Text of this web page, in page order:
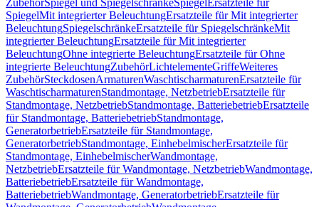
ZubehörSpiegel und SpiegelschränkeSpiegel Ersatzteile für
SpiegelMit integrierter BeleuchtungErsatzteile für Mit integrierter
BeleuchtungSpiegelschränkeErsatzteile für SpiegelschränkeMit
integrierter BeleuchtungErsatzteile für Mit integrierter
BeleuchtungOhne integrierte BeleuchtungErsatzteile für Ohne
integrierte BeleuchtungZubehörLichtelementeGriffeWeiteres
ZubehörSteckdosenArmaturenWaschtischarmaturenErsatzteile für
WaschtischarmaturenStandmontage, NetzbetriebErsatzteile für
Standmontage, NetzbetriebStandmontage, BatteriebetriebErsatzteile
für Standmontage, BatteriebetriebStandmontage,
GeneratorbetriebErsatzteile für Standmontage,
GeneratorbetriebStandmontage, EinhebelmischerErsatzteile für
Standmontage, EinhebelmischerWandmontage,
NetzbetriebErsatzteile für Wandmontage, NetzbetriebWandmontage,
BatteriebetriebErsatzteile für Wandmontage,
BatteriebetriebWandmontage, GeneratorbetriebErsatzteile für